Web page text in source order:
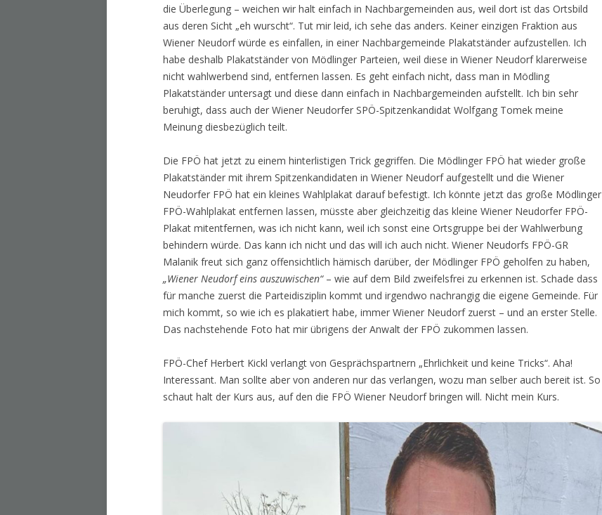
die Überlegung – weichen wir halt einfach in Nachbargemeinden aus, weil dort ist das Ortsbild
aus deren Sicht „eh wurscht“. Tut mir leid, ich sehe das anders. Keiner einzigen Fraktion aus
Wiener Neudorf würde es einfallen, in einer Nachbargemeinde Plakatständer aufzustellen. Ich
habe deshalb Plakatständer von Mödlinger Parteien, weil diese in Wiener Neudorf klarerweise
nicht wahlwerbend sind, entfernen lassen. Es geht einfach nicht, dass man in Mödling
Plakatständer untersagt und diese dann einfach in Nachbargemeinden aufstellt. Ich bin sehr
beruhigt, dass auch der Wiener Neudorfer SPÖ-Spitzenkandidat Wolfgang Tomek meine
Meinung diesbezüglich teilt.
Die FPÖ hat jetzt zu einem hinterlistigen Trick gegriffen. Die Mödlinger FPÖ hat wieder große
Plakatständer mit ihrem Spitzenkandidaten in Wiener Neudorf aufgestellt und die Wiener
Neudorfer FPÖ hat ein kleines Wahlplakat darauf befestigt. Ich könnte jetzt das große Mödlinger
FPÖ-Wahlplakat entfernen lassen, müsste aber gleichzeitig das kleine Wiener Neudorfer FPÖ-
Plakat mitentfernen, was ich nicht kann, weil ich sonst eine Ortsgruppe bei der Wahlwerbung
behindern würde. Das kann ich nicht und das will ich auch nicht. Wiener Neudorfs FPÖ-GR
Malanik freut sich ganz offensichtlich hämisch darüber, der Mödlinger FPÖ geholfen zu haben,
„Wiener Neudorf eins auszuwischen“ – wie auf dem Bild zweifelsfrei zu erkennen ist. Schade dass
für manche zuerst die Parteidisziplin kommt und irgendwo nachrangig die eigene Gemeinde. Für
mich kommt, so wie ich es plakatiert habe, immer Wiener Neudorf zuerst – und an erster Stelle.
Das nachstehende Foto hat mir übrigens der Anwalt der FPÖ zukommen lassen.
FPÖ-Chef Herbert Kickl verlangt von Gesprächspartnern „Ehrlichkeit und keine Tricks“. Aha!
Interessant. Man sollte aber von anderen nur das verlangen, wozu man selber auch bereit ist. So
schaut halt der Kurs aus, auf den die FPÖ Wiener Neudorf bringen will. Nicht mein Kurs.